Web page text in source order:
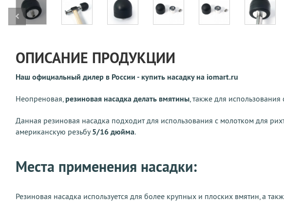
ОПИСАНИЕ ПРОДУКЦИИ
Наш официальный дилер в России - купить насадку на iomart.ru
Неопреновая, резиновая насадка делать вмятины, также для
Данная резиновая насадка подходит для использования с молотком для
американскую резьбу5/16 дюйма.
Места применения насадки:
Резиновая насадка используется для более крупных и плоских вмятин, а